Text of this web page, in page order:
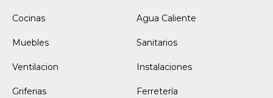
Cocinas Agua Caliente
Muebles Sanitarios
Ventilacion Instalaciones
Griferias Ferretería